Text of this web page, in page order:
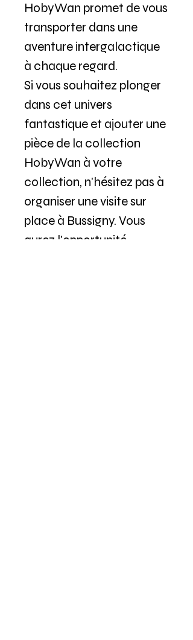
HobyWan promet de vous
transporter dans une
aventure intergalactique
à chaque regard.
Si vous souhaitez plonger
dans cet univers
fantastique et ajouter une
pièce de la collection
HobyWan à votre
collection, n'hésitez pas à
organiser une visite sur
place à Bussigny. Vous
aurez l'opportunité